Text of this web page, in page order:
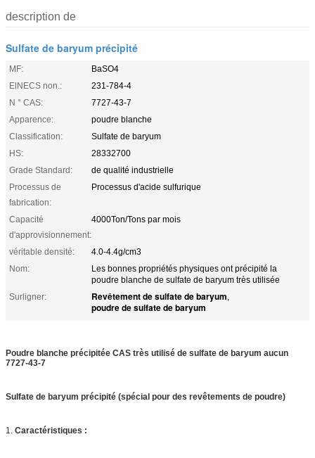
description de
Sulfate de baryum précipité
MF:
BaSO4
ElNECS non.:
231-784-4
N ° CAS:
7727-43-7
Apparence:
poudre blanche
Classification:
Sulfate de baryum
HS:
28332700
Grade Standard:
de qualité industrielle
Processus de
fabrication:
Processus d'acide sulfurique
Capacité
d'approvisionnement:
4000Ton/Tons par mois
véritable densité:
4.0-4.4g/cm3
Nom:
Les bonnes propriétés physiques ont précipité la
poudre blanche de sulfate de baryum très utilisée
Surligner:
Revêtement de sulfate de baryum,
poudre de sulfate de baryum
Poudre blanche précipitée CAS très utilisé de sulfate de baryum aucun
7727-43-7
Sulfate de baryum précipité (spécial pour des revêtements de poudre)
1. Caractéristiques :